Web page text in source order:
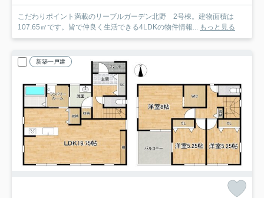
こだわりポイント満載のリーブルガーデン北野 2号棟。建物面積は
107.65㎡です。皆で仲良く生活できる4LDKの物件情報... もっと見る
新築一戸建